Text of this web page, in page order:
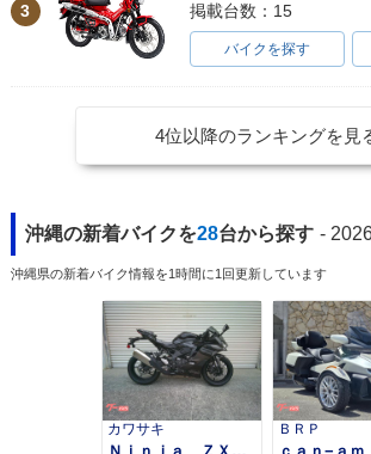
3
掲載台数：15
バイクを探す
4位以降のランキングを見
沖縄の新着バイクを28台から探す -
沖縄県の新着バイク情報を1時間に1回更新しています
カワサキ ＢＲＰ